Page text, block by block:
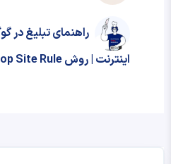
راهنمای تبلیغ در
اینترنت | روش Custom Pop Site Rule